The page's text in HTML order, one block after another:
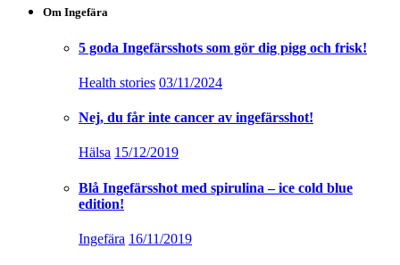
Om Ingefära
5 goda Ingefärsshots som gör dig pigg och frisk!
Health stories 03/11/2024
Nej, du får inte cancer av ingefärsshot!
Hälsa 15/12/2019
Blå Ingefärsshot med spirulina – ice cold blue
edition!
Ingefära 16/11/2019